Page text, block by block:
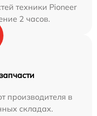
техники Pioneer
2 часов.
производителя в
складах.